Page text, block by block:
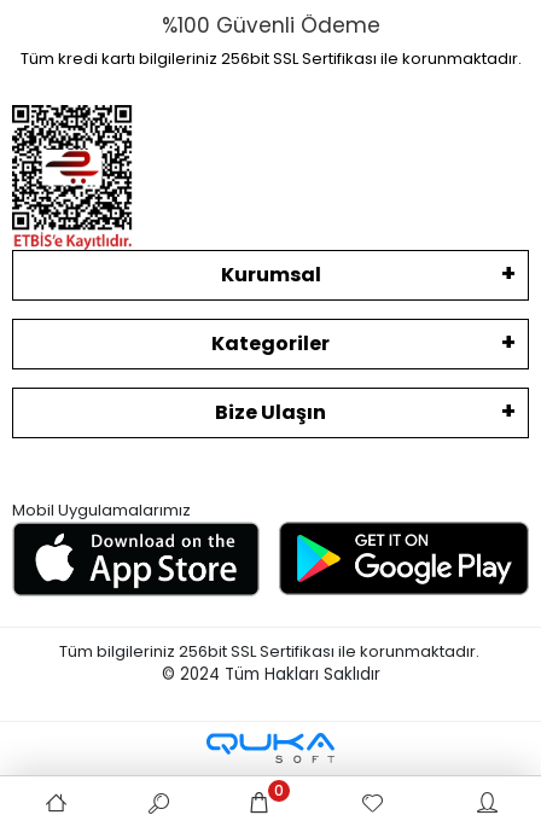
%100 Güvenli Ödeme
Tüm kredi kartı bilgileriniz 256bit SSL Sertifikası ile korunmaktadır.
Kurumsal
Kategoriler
Bize Ulaşın
Mobil Uygulamalarımız
Tüm bilgileriniz 256bit SSL Sertifikası ile korunmaktadır.
© 2024 Tüm Hakları Saklıdır
0